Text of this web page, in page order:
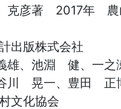
克彦著 2017年 農
版株式会社
、池淵 健、一
川 晃一、豊田 正
文化協会